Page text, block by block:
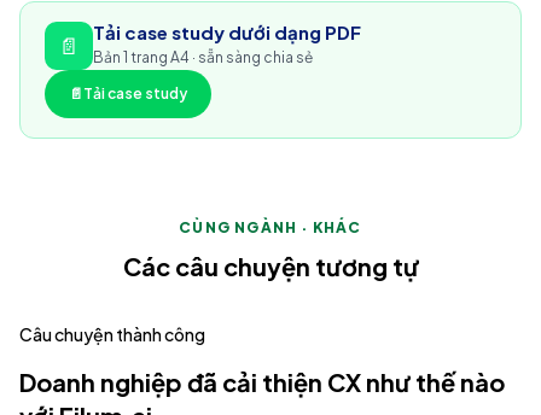
📄 Tải case study dưới dạng PDF
Bản 1 trang A4 · sẵn sàng chia sẻ
📄 Tải case study
CÙNG NGÀNH · KHÁC
Các câu chuyện tương tự
Câu chuyện thành công
Doanh nghiệp đã cải thiện CX như thế nào